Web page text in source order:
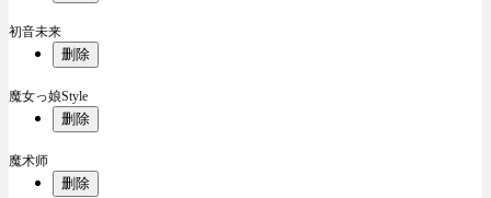
初音未来
删除
魔女っ娘Style
删除
魔术师
删除